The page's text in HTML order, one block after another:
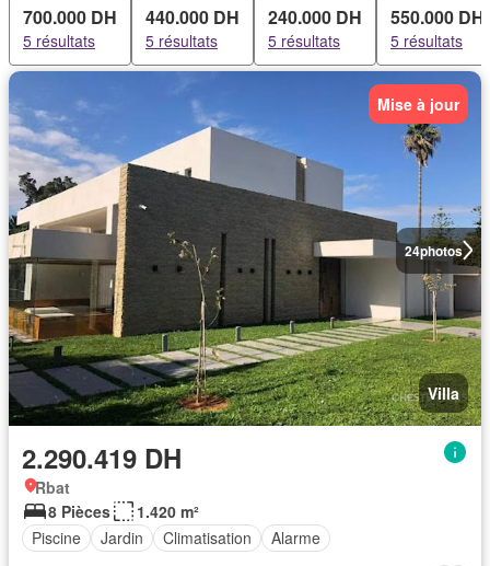
700.000 DH
5 résultats
440.000 DH
5 résultats
240.000 DH
5 résultats
550.000 DH
5 résultats
24photos
Mise à jour
Villa
2.290.419 DH
Rbat
8 Pièces
1.420 m²
Piscine
Jardin Climatisation Alarme